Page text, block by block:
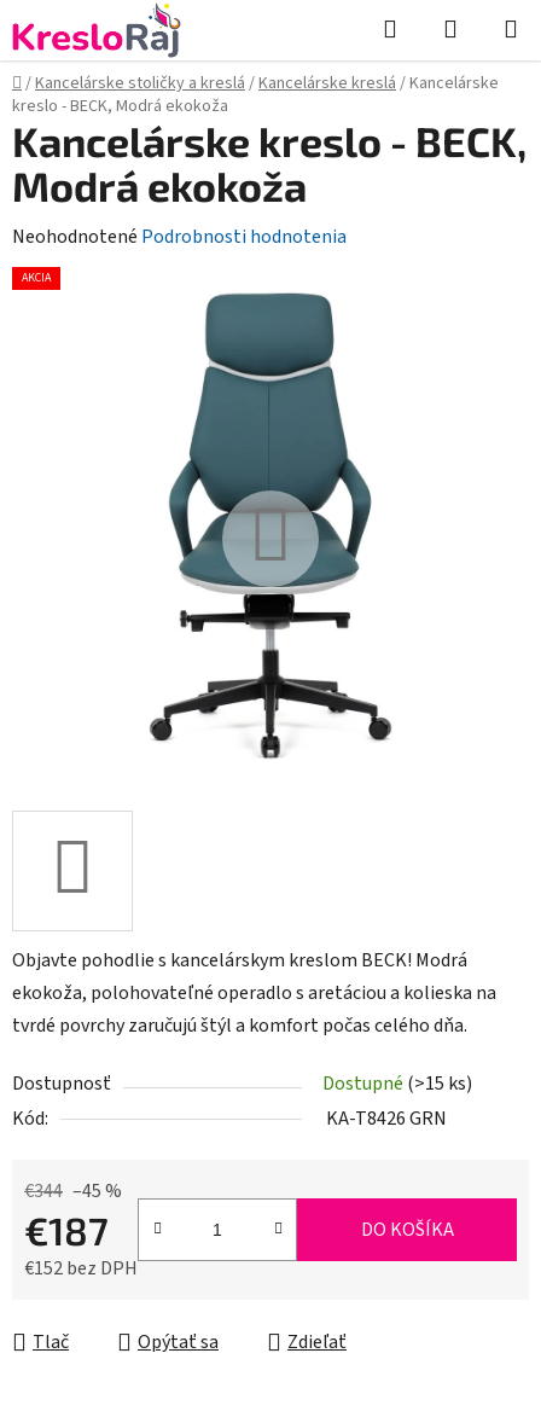
na
obsah
Hľadať
KOŠÍK
Domov
/Kancelárske stoličky a kreslá/Kancelárske kreslá/Kancelárske
kreslo - BECK, Modrá ekokoža
Objavte pohodlie s kancelárskym kreslom BECK! Modrá
ekokoža, polohovateľné operadlo s aretáciou a kolieska na
tvrdé povrchy zaručujú štýl a komfort počas celého dňa.
Dostupnosť Dostupné (>15 ks)
Kód:
KA-T8426 GRN
€344 –45 %
€187
€152 bez DPH
DO KOŠÍKA
Tlač Opýtať sa Zdieľať
Kancelárske kreslo - BECK,
Modrá ekokoža
Priemerné
hodnotenie
Neohodnotené Podrobnosti hodnotenia
AKCIA